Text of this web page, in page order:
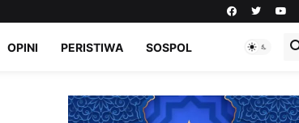
OPINI PERISTIWA SOSPOL